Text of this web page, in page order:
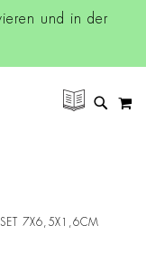
und in der
SUCHE
7X6,5X1,6CM